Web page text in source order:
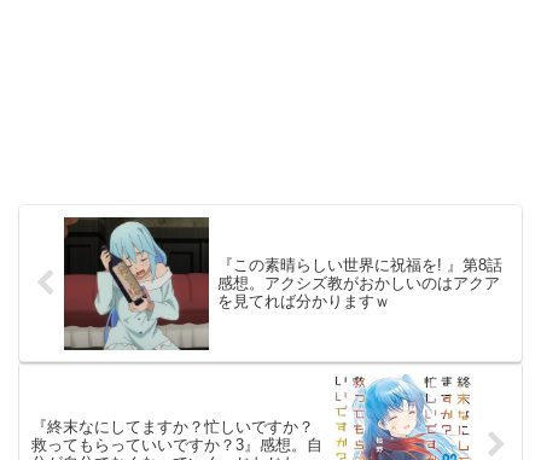
『この素晴らしい世界に祝福を! 』第8話
感想。アクシズ教がおかしいのはアクア
を見てれば分かりますｗ
『終末なにしてますか？忙しいですか？
救ってもらっていいですか？3』感想。自